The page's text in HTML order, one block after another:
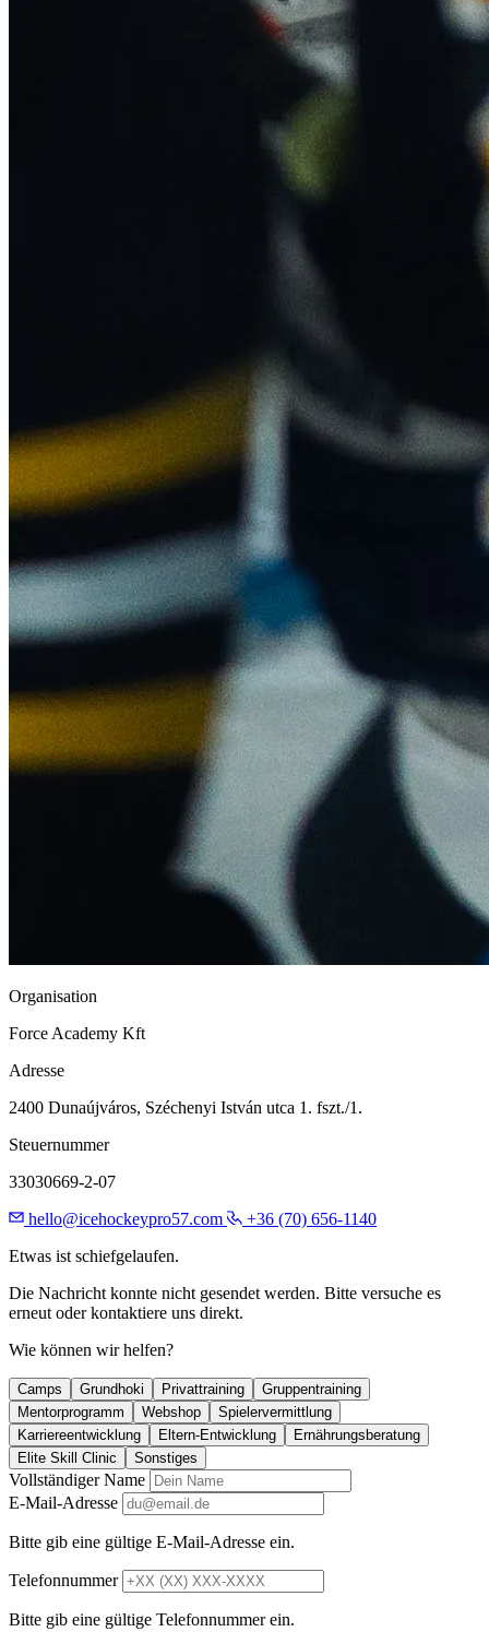
Organisation
Force Academy Kft
Adresse
2400 Dunaújváros, Széchenyi István utca 1. fszt./1.
Steuernummer
33030669-2-07
hello@icehockeypro57.com
+36 (70) 656-1140
Etwas ist schiefgelaufen.
Die Nachricht konnte nicht gesendet werden. Bitte versuche es
erneut oder kontaktiere uns direkt.
Wie können wir helfen?
Camps Grundhoki Privattraining
Gruppentraining
Mentorprogramm
Webshop
Spielervermittlung
Karriereentwicklung
Eltern-Entwicklung
Ernährungsberatung
Elite Skill Clinic
Sonstiges
Vollständiger Name
E-Mail-Adresse
Bitte gib eine gültige E-Mail-Adresse ein.
Telefonnummer
Bitte gib eine gültige Telefonnummer ein.